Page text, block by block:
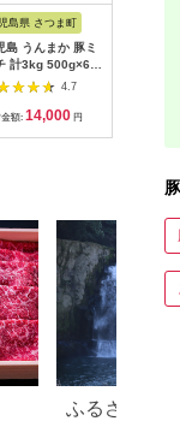
島県 さつま町
島 うんまか 豚ミ
計3kg 500g×6P
る回数 1回 3ヶ月
社寺師《出荷時期
4.7
額: 14,000 円
宮崎
霧島
ハン
ト (デ
仕立
ース
焼き
て
霧島
種類
煮込
分け
ーグ 豚
ふるさと納